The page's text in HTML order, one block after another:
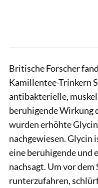
Britische Forscher
Kamillentee-Trinkern
antibakterielle,
beruhigende Wirkung
wurden erhöhte
nachgewiesen. Glycin
eine beruhigende und
nachsagt. Um vor dem
runterzufahren,